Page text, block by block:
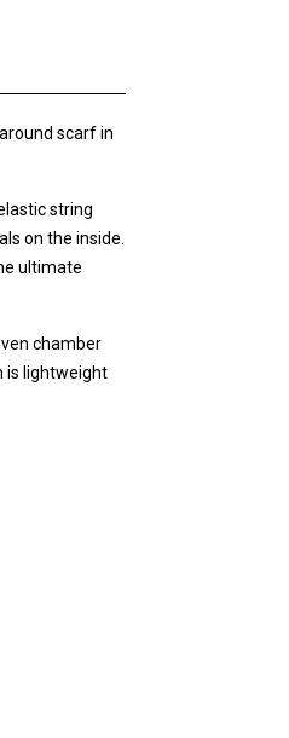
scarf in
string
on the inside.
ultimate
chamber
is lightweight